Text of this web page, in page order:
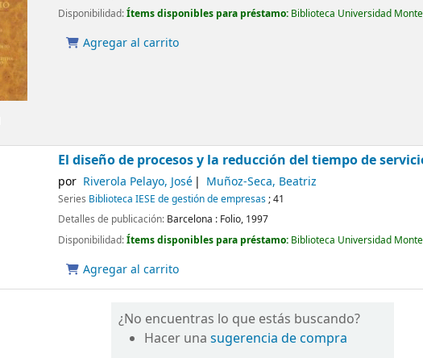
Disponibilidad:Ítems disponibles para préstamo: Biblioteca Universidad
Agregar al carrito
El diseño de procesos y la reducción del tiempo de
por Riverola Pelayo, José Muñoz-Seca, Beatriz
Series Biblioteca IESE de gestión de empresas; 41
Detalles de publicación: Barcelona : Folio, 1997
Disponibilidad:Ítems disponibles para préstamo: Biblioteca Universidad
Agregar al carrito
¿No encuentras lo que estás buscando?
Hacer unasugerencia de compra